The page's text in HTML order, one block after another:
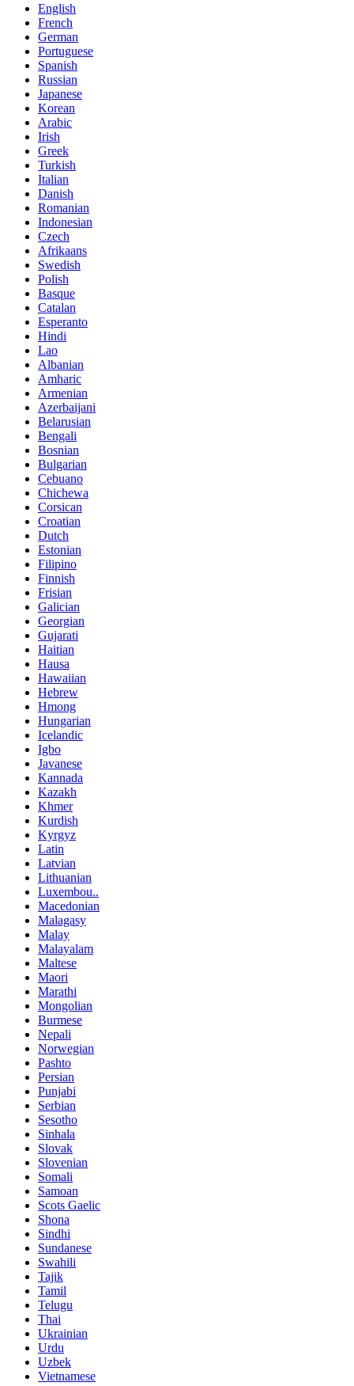
English
French
German
Portuguese
Spanish
Russian
Japanese
Korean
Arabic
Irish
Greek
Turkish
Italian
Danish
Romanian
Indonesian
Czech
Afrikaans
Swedish
Polish
Basque
Catalan
Esperanto
Hindi
Lao
Albanian
Amharic
Armenian
Azerbaijani
Belarusian
Bengali
Bosnian
Bulgarian
Cebuano
Chichewa
Corsican
Croatian
Dutch
Estonian
Filipino
Finnish
Frisian
Galician
Georgian
Gujarati
Haitian
Hausa
Hawaiian
Hebrew
Hmong
Hungarian
Icelandic
Igbo
Javanese
Kannada
Kazakh
Khmer
Kurdish
Kyrgyz
Latin
Latvian
Lithuanian
Luxembou..
Macedonian
Malagasy
Malay
Malayalam
Maltese
Maori
Marathi
Mongolian
Burmese
Nepali
Norwegian
Pashto
Persian
Punjabi
Serbian
Sesotho
Sinhala
Slovak
Slovenian
Somali
Samoan
Scots Gaelic
Shona
Sindhi
Sundanese
Swahili
Tajik
Tamil
Telugu
Thai
Ukrainian
Urdu
Uzbek
Vietnamese